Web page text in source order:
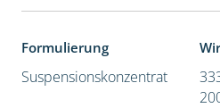
Formulierung
Suspensionskonzentrat